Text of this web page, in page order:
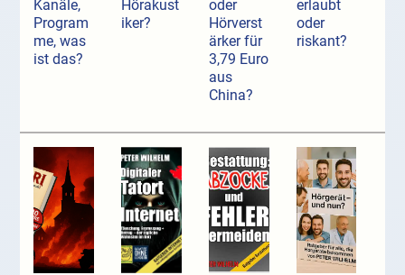
Kanäle,
Program
me, was
ist das?
Hörakust
iker?
oder
Hörverst
ärker für
3,79 Euro
aus
China?
erlaubt
oder
riskant?